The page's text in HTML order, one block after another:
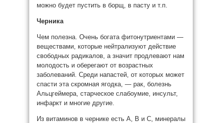
можно будет пустить в борщ, в пасту и т.п.
Черника
Чем полезна. Очень богата фитонутриентами —
веществами, которые нейтрализуют действие
свободных радикалов, а значит продлевают нам
молодость и оберегают от возрастных
заболеваний. Среди напастей, от которых может
спасти эта скромная ягодка, — рак, болезнь
Альцгеймера, старческое слабоумие, инсульт,
инфаркт и многие другие.
Из витаминов в чернике есть А, В и С, минералы